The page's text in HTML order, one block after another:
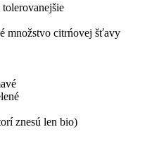
množstvo citrńovej šťavy
znesú len bio)